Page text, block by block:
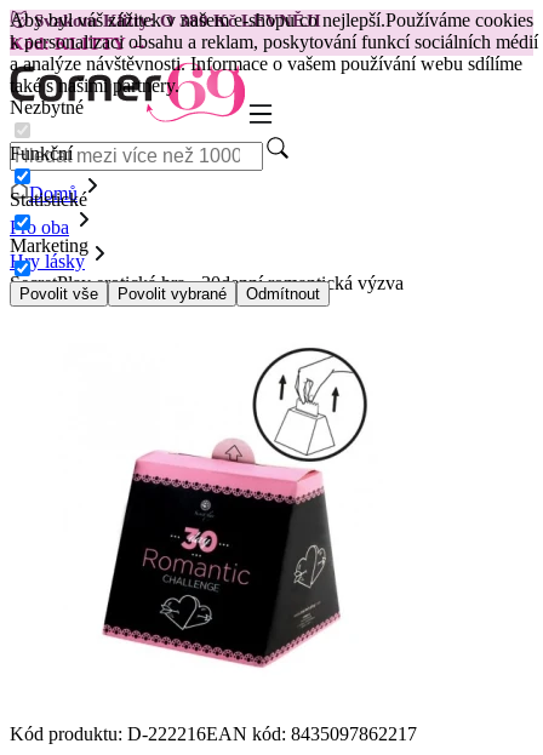
Aby byl váš zážitek v našem e-shopu co nejlepší.Používáme cookies
k personalizaci obsahu a reklam, poskytování funkcí sociálních médií
a analýze návštěvnosti. Informace o vašem používání webu sdílíme
také s našimi partnery.
Nezbytné
Funkční
Statistické
Marketing
Povolit vše Povolit vybrané Odmítnout
😽Svakom Klitty: O 380 Kč LEVNĚJI
Kód: KLITTY →
Domů
Pro oba
Hry lásky
SecretPlay erotická hra - 30denní romantická výzva
Kód produktu: D-222216EAN kód: 8435097862217